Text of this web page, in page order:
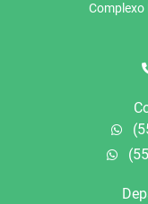
Complexo